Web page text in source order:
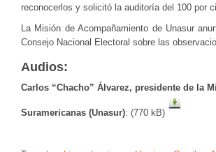
reconocerlos y solicitó la auditoría del 100 por
La Misión de Acompañamiento de Unasur
Consejo Nacional Electoral sobre las
Audios:
Carlos “Chacho” Álvarez, presidente de la
Suramericanas (Unasur): (770 kB)